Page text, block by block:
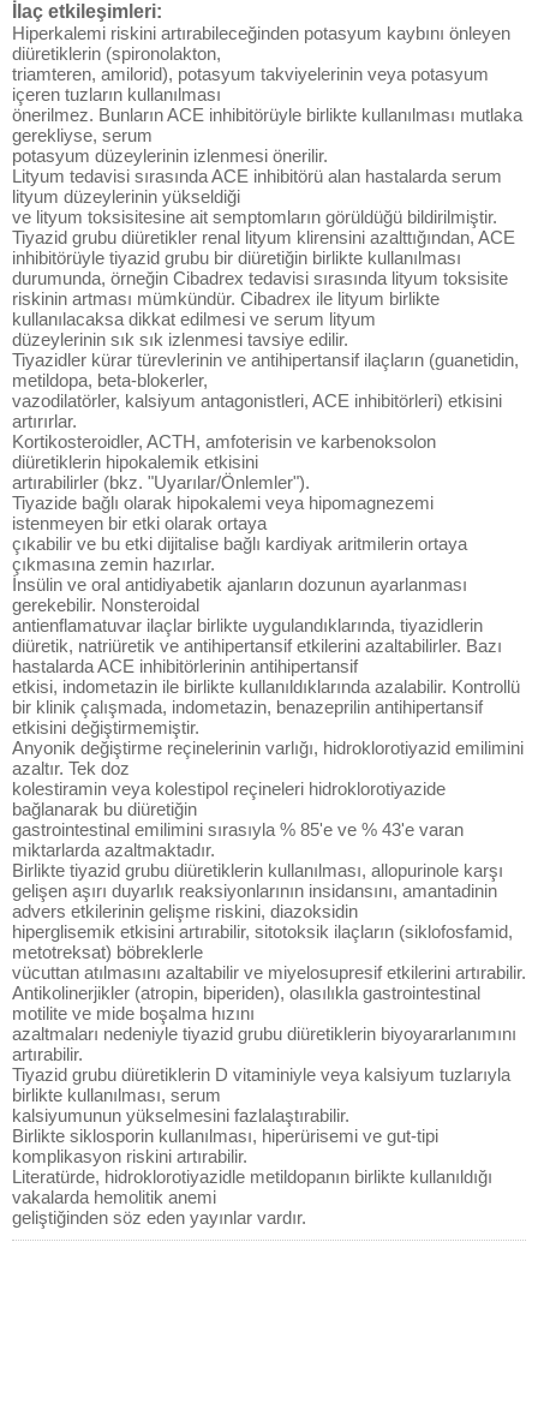
İlaç etkileşimleri:
Hiperkalemi riskini artırabileceğinden potasyum kaybını önleyen
diüretiklerin (spironolakton,
triamteren, amilorid), potasyum takviyelerinin veya potasyum
içeren tuzların kullanılması
önerilmez. Bunların ACE inhibitörüyle birlikte kullanılması mutlaka
gerekliyse, serum
potasyum düzeylerinin izlenmesi önerilir.
Lityum tedavisi sırasında ACE inhibitörü alan hastalarda serum
lityum düzeylerinin yükseldiği
ve lityum toksisitesine ait semptomların görüldüğü bildirilmiştir.
Tiyazid grubu diüretikler renal lityum klirensini azalttığından, ACE
inhibitörüyle tiyazid grubu bir diüretiğin birlikte kullanılması
durumunda, örneğin Cibadrex tedavisi sırasında lityum toksisite
riskinin artması mümkündür. Cibadrex ile lityum birlikte
kullanılacaksa dikkat edilmesi ve serum lityum
düzeylerinin sık sık izlenmesi tavsiye edilir.
Tiyazidler kürar türevlerinin ve antihipertansif ilaçların (guanetidin,
metildopa, beta-blokerler,
vazodilatörler, kalsiyum antagonistleri, ACE inhibitörleri) etkisini
artırırlar.
Kortikosteroidler, ACTH, amfoterisin ve karbenoksolon
diüretiklerin hipokalemik etkisini
artırabilirler (bkz. "Uyarılar/Önlemler").
Tiyazide bağlı olarak hipokalemi veya hipomagnezemi
istenmeyen bir etki olarak ortaya
çıkabilir ve bu etki dijitalise bağlı kardiyak aritmilerin ortaya
çıkmasına zemin hazırlar.
İnsülin ve oral antidiyabetik ajanların dozunun ayarlanması
gerekebilir. Nonsteroidal
antienflamatuvar ilaçlar birlikte uygulandıklarında, tiyazidlerin
diüretik, natriüretik ve antihipertansif etkilerini azaltabilirler. Bazı
hastalarda ACE inhibitörlerinin antihipertansif
etkisi, indometazin ile birlikte kullanıldıklarında azalabilir. Kontrollü
bir klinik çalışmada, indometazin, benazeprilin antihipertansif
etkisini değiştirmemiştir.
Anyonik değiştirme reçinelerinin varlığı, hidroklorotiyazid emilimini
azaltır. Tek doz
kolestiramin veya kolestipol reçineleri hidroklorotiyazide
bağlanarak bu diüretiğin
gastrointestinal emilimini sırasıyla % 85'e ve % 43'e varan
miktarlarda azaltmaktadır.
Birlikte tiyazid grubu diüretiklerin kullanılması, allopurinole karşı
gelişen aşırı duyarlık reaksiyonlarının insidansını, amantadinin
advers etkilerinin gelişme riskini, diazoksidin
hiperglisemik etkisini artırabilir, sitotoksik ilaçların (siklofosfamid,
metotreksat) böbreklerle
vücuttan atılmasını azaltabilir ve miyelosupresif etkilerini artırabilir.
Antikolinerjikler (atropin, biperiden), olasılıkla gastrointestinal
motilite ve mide boşalma hızını
azaltmaları nedeniyle tiyazid grubu diüretiklerin biyoyararlanımını
artırabilir.
Tiyazid grubu diüretiklerin D vitaminiyle veya kalsiyum tuzlarıyla
birlikte kullanılması, serum
kalsiyumunun yükselmesini fazlalaştırabilir.
Birlikte siklosporin kullanılması, hiperürisemi ve gut-tipi
komplikasyon riskini artırabilir.
Literatürde, hidroklorotiyazidle metildopanın birlikte kullanıldığı
vakalarda hemolitik anemi
geliştiğinden söz eden yayınlar vardır.